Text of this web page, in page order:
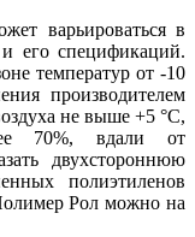
варьироваться в
и его спецификаций.
температур от -10
производителем
не выше +5 °С,
70%, вдали от
двухстороннюю
полиэтиленов
Рол можно на